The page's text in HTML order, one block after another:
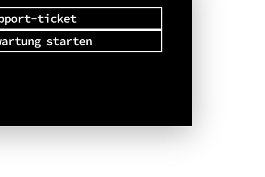
ticket
starten